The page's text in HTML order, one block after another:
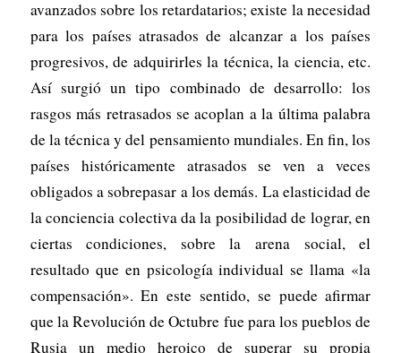
avanzados sobre los retardatarios; existe la necesidad
para los países atrasados de alcanzar a los países
progresivos, de adquirirles la técnica, la ciencia, etc.
Así surgió un tipo combinado de desarrollo: los
rasgos más retrasados se acoplan a la última palabra
de la técnica y del pensamiento mundiales. En fin, los
países históricamente atrasados se ven a veces
obligados a sobrepasar a los demás. La elasticidad de
la conciencia colectiva da la posibilidad de lograr, en
ciertas condiciones, sobre la arena social, el
resultado que en psicología individual se llama «la
compensación». En este sentido, se puede afirmar
que la Revolución de Octubre fue para los pueblos de
Rusia un medio heroico de superar su propia